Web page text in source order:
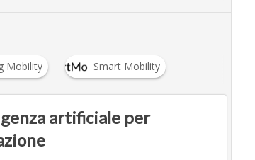
Mobility Smart Mobility
artificiale per